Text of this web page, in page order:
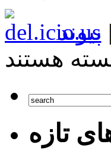
| پیوند
هستند
تازه